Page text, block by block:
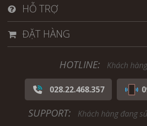
HỖ TRỢ
ĐẶT HÀNG
HOTLINE: Khách
028.22.468.357
SUPPORT: Khách hàng đang